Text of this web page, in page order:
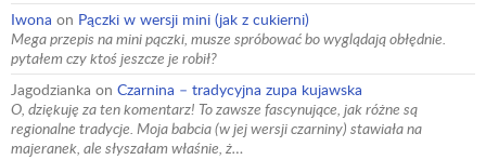
Iwona on Pączki w wersji mini (jak z cukierni)
Mega przepis na mini pączki, musze spróbować bo wyglądają obłędnie.
pytałem czy ktoś jeszcze je robił?
Jagodzianka on Czarnina – tradycyjna zupa kujawska
O, dziękuję za ten komentarz! To zawsze fascynujące, jak różne są
regionalne tradycje. Moja babcia (w jej wersji czarniny) stawiała na
majeranek, ale słyszałam właśnie, ż…